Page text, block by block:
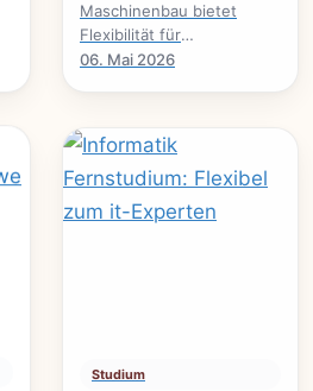
Maschinenbau bietet
Flexibilität für
Berufstätige. Dieser
praktische.
06. Mai 2026
Studium